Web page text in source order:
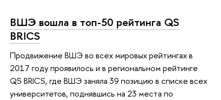
ВШЭ вошла в топ-50 рейтинга QS
BRICS
Продвижение ВШЭ во всех мировых рейтингах в
2017 году проявилось и в региональном рейтинге
QS BRICS, где ВШЭ заняла 39 позицию в списке всех
университетов, поднявшись на 23 места по